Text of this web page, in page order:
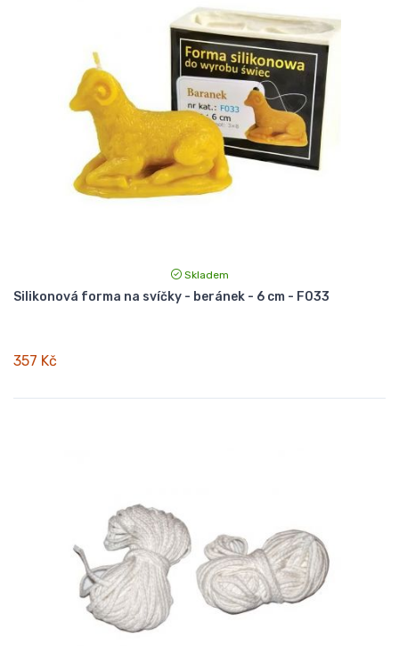
Skladem
Silikonová forma na svíčky - beránek - 6 cm - F033
357 Kč